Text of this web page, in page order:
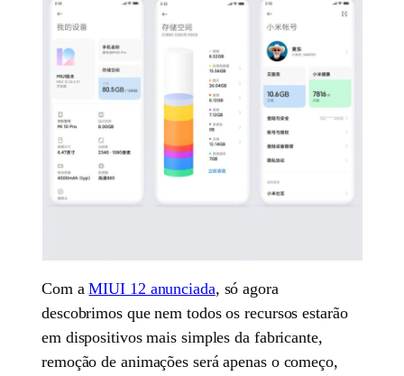
Com aMIUI 12 anunciada, só agora
descobrimos que nem todos os recursos estarão
em dispositivos mais simples da fabricante,
remoção de animações será apenas o começo,